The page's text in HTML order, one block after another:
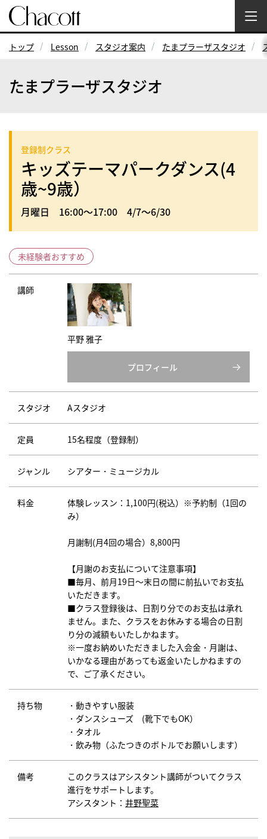
トップ Lesson スタジオ案内 たまプラーザスタジオ
たまプラーザスタジオ
登録制クラス
キッズテーマパークダンス(4
歳~9歳）
月曜日 16:00～17:00 4/7～6/30
未経験者おすすめ
講師
平野 雅子
プロフィール
スタジオ Aスタジオ
定員 15名程度（登録制）
ジャンル シアター・ミュージカル
料金
体験レッスン：1,100円(税込）※予約制（1回の
み）
月謝制(月4回の場合）8,800円
【月謝のお支払について注意事項】
■毎月、前月19日～末日の間に前払いでお支払
いただきます。
■クラス登録後は、日割り分でのお支払は承れ
ません。また、クラスをお休みする場合の日割
り分の減額もいたしかねます。
※一度お納めいただきました入会金・月謝は、
いかなる理由があっても返金いたしかねますの
で、ご了承ください。
持ち物
・動きやすい服装
・ダンスシューズ (靴下でもOK）
・タオル
・飲み物（ふたつきのボトルでお願いします）
備考
このクラスはアシスタント講師がついてクラス
進行をサポートします。
アシスタント： 井野聖菜